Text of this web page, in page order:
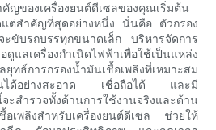
คัญของเครื่องยนต์ดีเซลของคุณเริ่มต้น
แต่สำคัญที่สุดอย่างหนึ่ง นั่นคือ ตัวกรอง
ขับรถบรรทุกขนาดเล็ก บริหารจัดการ
ลเครื่องกำเนิดไฟฟ้าเพื่อใช้เป็นแหล่ง
ทธ์การกรองน้ำมันเชื้อเพลิงที่เหมาะสม
านได้อย่างสะอาด เชื่อถือได้ และมี
ำรวจทั้งด้านการใช้งานจริงและด้าน
อเพลิงสำหรับเครื่องยนต์ดีเซล ช่วยให้